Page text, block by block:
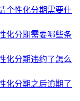
个性化分期需要什
化分期需要哪些条
化分期违约了怎么
化分期之后逾期了